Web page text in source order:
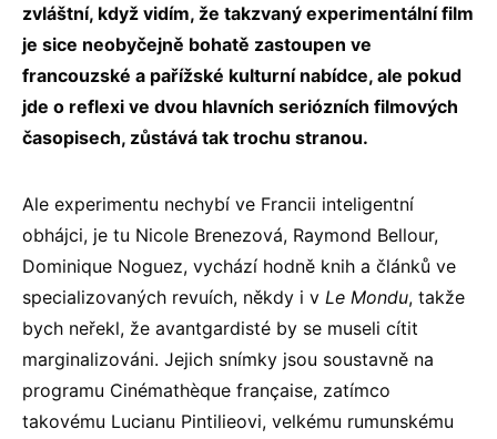
zvláštní, když vidím, že takzvaný experimentální film
je sice neobyčejně bohatě zastoupen ve
francouzské a pařížské kulturní nabídce, ale pokud
jde o reflexi ve dvou hlavních seriózních filmových
časopisech, zůstává tak trochu stranou.
Ale experimentu nechybí ve Francii inteligentní
obhájci, je tu Nicole Brenezová, Raymond Bellour,
Dominique Noguez, vychází hodně knih a článků ve
specializovaných revuích, někdy i v Le Mondu, takže
bych neřekl, že avantgardisté by se museli cítit
marginalizováni. Jejich snímky jsou soustavně na
programu Cinémathèque française, zatímco
takovému Lucianu Pintilieovi, velkému rumunskému